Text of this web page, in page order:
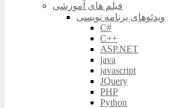
فیلم های آموزشی
ویدئوهای برنامه نویسی
C#
C++
ASP.NET
java
javascript
JQuery
PHP
Python